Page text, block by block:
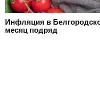
Инфляция в
месяц подряд